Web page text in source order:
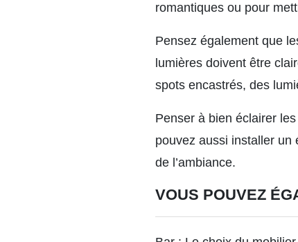
romantiques ou pour
Pensez également que
lumières doivent être
spots encastrés, des
Penser à bien éclairer
pouvez aussi installer un
de l’ambiance.
VOUS POUVEZ